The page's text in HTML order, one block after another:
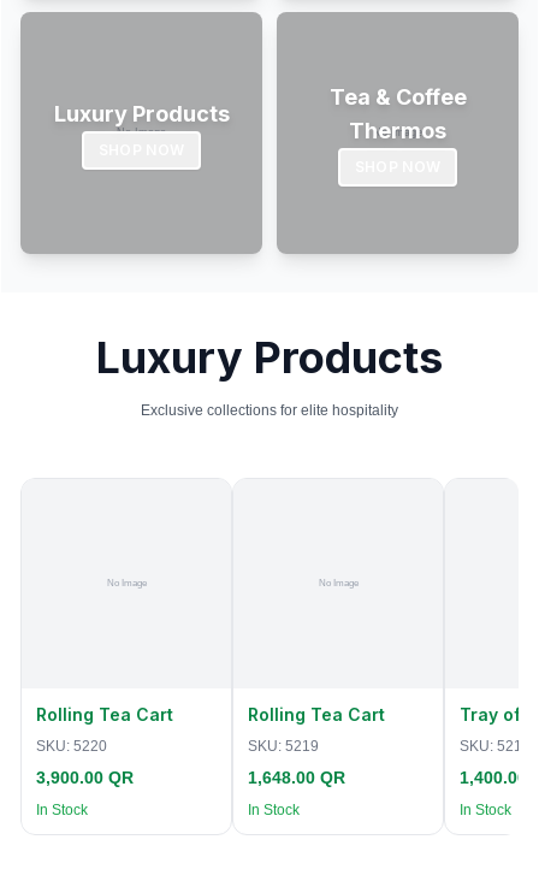
Luxury Products
Tea & Coffee
Thermos
Luxury Products
Exclusive collections for elite hospitality
Rolling Tea Cart
SKU: 5220
3,900.00 QR
In Stock
Rolling Tea Cart
SKU: 5219
1,648.00 QR
In Stock
Tray of
SKU: 5218
1,400.00
In Stock